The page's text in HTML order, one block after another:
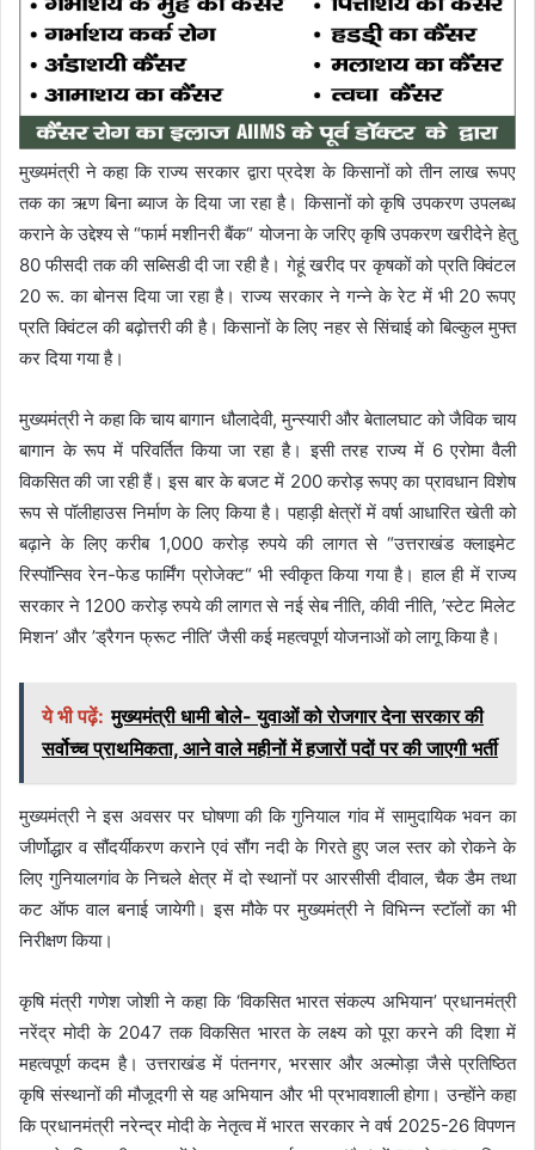
मुख्यमंत्री ने कहा कि राज्य सरकार द्वारा प्रदेश के किसानों को तीन लाख रूपए
तक का ऋण बिना ब्याज के दिया जा रहा है। किसानों को कृषि उपकरण उपलब्ध
कराने के उद्देश्य से “फार्म मशीनरी बैंक“ योजना के जरिए कृषि उपकरण खरीदेने हेतु
80 फीसदी तक की सब्सिडी दी जा रही है। गेहूं खरीद पर कृषकों को प्रति क्विंटल
20 रू. का बोनस दिया जा रहा है। राज्य सरकार ने गन्ने के रेट में भी 20 रूपए
प्रति क्विंटल की बढ़ोत्तरी की है। किसानों के लिए नहर से सिंचाई को बिल्कुल मुफ्त
कर दिया गया है।
मुख्यमंत्री ने कहा कि चाय बागान धौलादेवी, मुन्स्यारी और बेतालघाट को जैविक चाय
बागान के रूप में परिवर्तित किया जा रहा है। इसी तरह राज्य में 6 एरोमा वैली
विकसित की जा रही हैं। इस बार के बजट में 200 करोड़ रूपए का प्रावधान विशेष
रूप से पॉलीहाउस निर्माण के लिए किया है। पहाड़ी क्षेत्रों में वर्षा आधारित खेती को
बढ़ाने के लिए करीब 1,000 करोड़ रुपये की लागत से “उत्तराखंड क्लाइमेट
रिस्पॉन्सिव रेन-फेड फार्मिंग प्रोजेक्ट“ भी स्वीकृत किया गया है। हाल ही में राज्य
सरकार ने 1200 करोड़ रुपये की लागत से नई सेब नीति, कीवी नीति, ’स्टेट मिलेट
मिशन’ और ’ड्रैगन फ्रूट नीति’ जैसी कई महत्वपूर्ण योजनाओं को लागू किया है।
ये भी पढ़ें: मुख्यमंत्री धामी बोले- युवाओं को रोजगार देना सरकार की
सर्वोच्च प्राथमिकता, आने वाले महीनों में हजारों पदों पर की जाएगी भर्ती
मुख्यमंत्री ने इस अवसर पर घोषणा की कि गुनियाल गांव में सामुदायिक भवन का
जीर्णोद्धार व सौंदर्यीकरण कराने एवं सौंग नदी के गिरते हुए जल स्तर को रोकने के
लिए गुनियालगांव के निचले क्षेत्र में दो स्थानों पर आरसीसी दीवाल, चैक डैम तथा
कट ऑफ वाल बनाई जायेगी। इस मौके पर मुख्यमंत्री ने विभिन्न स्टॉलों का भी
निरीक्षण किया।
कृषि मंत्री गणेश जोशी ने कहा कि ‘विकसित भारत संकल्प अभियान’ प्रधानमंत्री
नरेंद्र मोदी के 2047 तक विकसित भारत के लक्ष्य को पूरा करने की दिशा में
महत्वपूर्ण कदम है। उत्तराखंड में पंतनगर, भरसार और अल्मोड़ा जैसे प्रतिष्ठित
कृषि संस्थानों की मौजूदगी से यह अभियान और भी प्रभावशाली होगा। उन्होंने कहा
कि प्रधानमंत्री नरेन्द्र मोदी के नेतृत्व में भारत सरकार ने वर्ष 2025-26 विपणन